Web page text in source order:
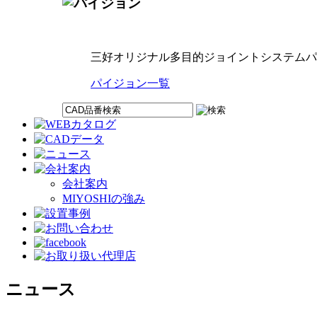
三好オリジナル多目的ジョイントシステム
パイジョン一覧
会社案内
MIYOSHIの強み
ニュース